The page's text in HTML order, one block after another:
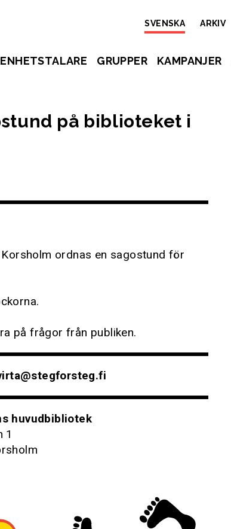
SVENSKA ARKIV
GRUPPER KAMPANJER
på biblioteket i
ordnas en sagostund för
på frågor från publiken.
huvudbibliotek
1